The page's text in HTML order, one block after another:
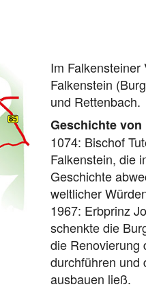
Im
Falkenstein
und Rettenbach.
Geschichte
1074: Bischof
Falkenstein, die
Geschichte
weltlicher
1967: Erbprinz
schenkte die
die Renovierung
durchführen und
ausbauen ließ.